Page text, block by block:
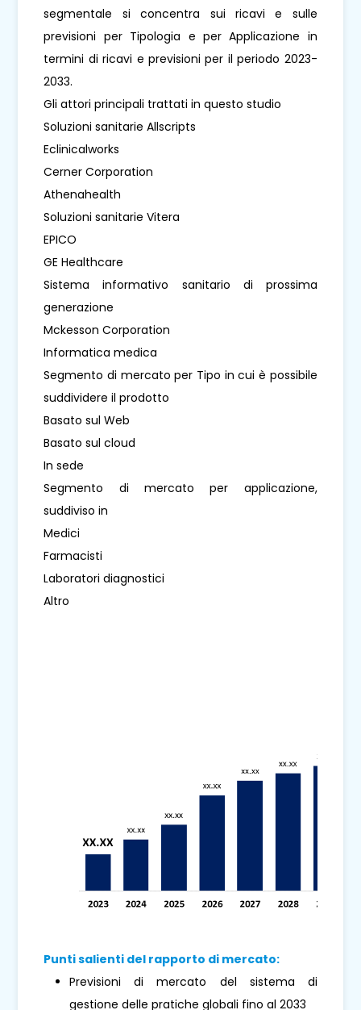
segmentale si concentra sui ricavi e sulle
previsioni per Tipologia e per Applicazione in
termini di ricavi e previsioni per il periodo 2023-
2033.
Gli attori principali trattati in questo studio
Soluzioni sanitarie Allscripts
Eclinicalworks
Cerner Corporation
Athenahealth
Soluzioni sanitarie Vitera
EPICO
GE Healthcare
Sistema informativo sanitario di prossima
generazione
Mckesson Corporation
Informatica medica
Segmento di mercato per Tipo in cui è possibile
suddividere il prodotto
Basato sul Web
Basato sul cloud
In sede
Segmento di mercato per applicazione,
suddiviso in
Medici
Farmacisti
Laboratori diagnostici
Altro
Punti salienti del rapporto di mercato:
Previsioni di mercato del sistema di
gestione delle pratiche globali fino al 2033